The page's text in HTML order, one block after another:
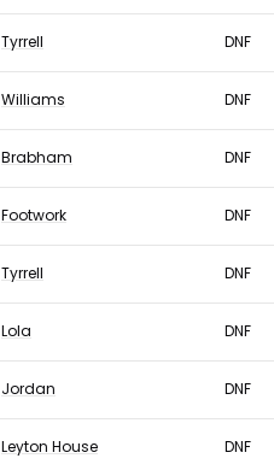
Tyrrell DNF
Williams DNF
Brabham DNF
Footwork DNF
Tyrrell DNF
Lola DNF
Jordan DNF
Leyton House DNF